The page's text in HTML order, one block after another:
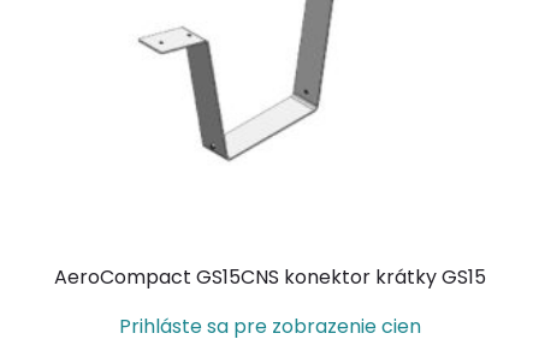
AeroCompact GS15CNS konektor krátky GS15
Prihláste sa pre zobrazenie cien